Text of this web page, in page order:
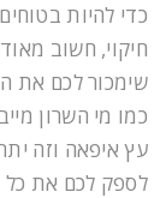
כדי להיות
חיקוי, חשוב
שימכור לכם את
כמו מי השרון
עץ איפאה וזה
לספק לכם את כל